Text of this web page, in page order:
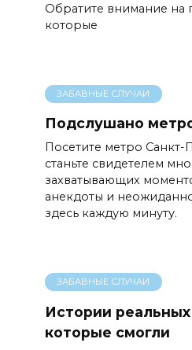
Обратите внимание
которые
ЗАБАВНЫЕ СЛУЧАИ
Подслушано
Посетите метро Санкт-
станьте свидетелем
захватывающих
анекдоты и
здесь каждую минуту.
ЗАБАВНЫЕ СЛУЧАИ
Истории
которые смогли